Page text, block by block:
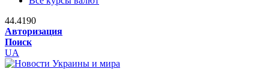
44.4190
Авторизация
Поиск
UA